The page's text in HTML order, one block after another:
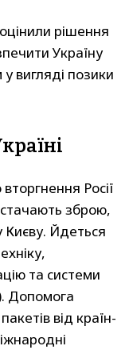
рішення
Україну
вигляді позики
Росії
зброю,
Києву. Йдеться
та системи
Допомога
від країн-